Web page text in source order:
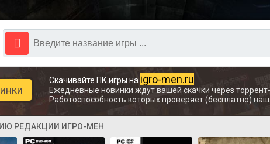
Скачивайте ПК игры на igro-men.ru
Ежедневные новинки ждут вашей скачки через
Работоспособность которых проверяет (бесплатно)
РЕДАКЦИИ ИГРО-МЕН